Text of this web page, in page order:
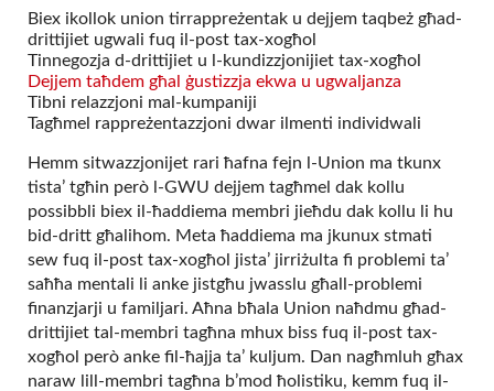
Biex ikollok union tirrappreżentak u dejjem taqbeż għad-
drittijiet ugwali fuq il-post tax-xogħol
Tinnegozja d-drittijiet u l-kundizzjonijiet tax-xogħol
Dejjem taħdem għal ġustizzja ekwa u ugwaljanza
Tibni relazzjoni mal-kumpaniji
Tagħmel rappreżentazzjoni dwar ilmenti individwali
Hemm sitwazzjonijet rari ħafna fejn l-Union ma tkunx
tista’ tgħin però l-GWU dejjem tagħmel dak kollu
possibbli biex il-ħaddiema membri jieħdu dak kollu li hu
bid-dritt għalihom. Meta ħaddiema ma jkunux stmati
sew fuq il-post tax-xogħol jista’ jirriżulta fi problemi ta’
saħħa mentali li anke jistgħu jwasslu għall-problemi
finanzjarji u familjari. Aħna bħala Union naħdmu għad-
drittijiet tal-membri tagħna mhux biss fuq il-post tax-
xogħol però anke fil-ħajja ta’ kuljum. Dan nagħmluh għax
naraw lill-membri tagħna b’mod ħolistiku, kemm fuq il-